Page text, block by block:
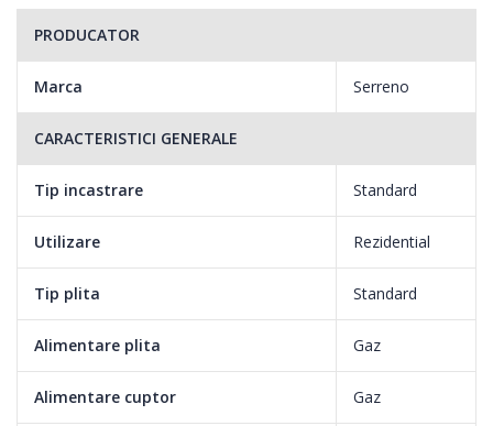
PRODUCATOR
Marca Serreno
CARACTERISTICI GENERALE
Tip incastrare Standard
Utilizare Rezidential
Tip plita Standard
Alimentare plita Gaz
Alimentare cuptor Gaz